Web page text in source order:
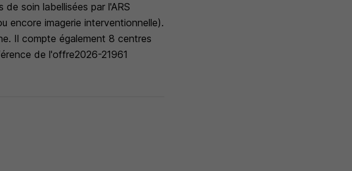
soin labellisées par l'ARS
encore imagerie interventionnelle).
Il compte également 8 centres
de l'offre2026-21961